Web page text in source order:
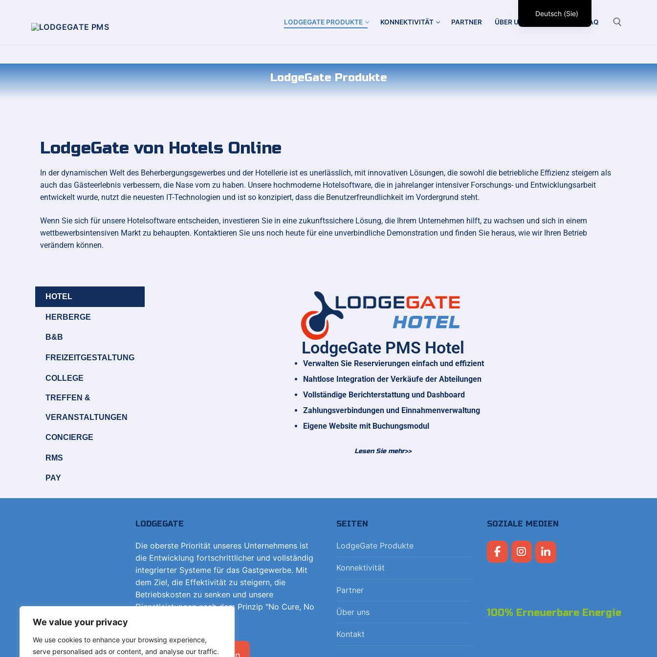
We value your privacy
We use cookies to enhance your browsing experience,
serve personalised ads or content, and analyse our traffic.
LODGEGATE PRODUKTE KONNEKTIVITÄT PARTNER ÜBER UNS FAQ
LodgeGate Produkte
LodgeGate von Hotels Online
In der dynamischen Welt des Beherbergungsgewerbes und der Hotellerie ist es unerlässlich, mit innovativen Lösungen, die sowohl die betriebliche Effizienz steigern als
auch das Gästeerlebnis verbessern, die Nase vorn zu haben. Unsere hochmoderne Hotelsoftware, die in jahrelanger intensiver Forschungs- und Entwicklungsarbeit
entwickelt wurde, nutzt die neuesten IT-Technologien und ist so konzipiert, dass die Benutzerfreundlichkeit im Vordergrund steht.
Wenn Sie sich für unsere Hotelsoftware entscheiden, investieren Sie in eine zukunftssichere Lösung, die Ihrem Unternehmen hilft, zu wachsen und sich in einem
wettbewerbsintensiven Markt zu behaupten. Kontaktieren Sie uns noch heute für eine unverbindliche Demonstration und finden Sie heraus, wie wir Ihren Betrieb
verändern können.
HOTEL
HERBERGE
B&B
FREIZEITGESTALTUNG
COLLEGE
TREFFEN &
VERANSTALTUNGEN
CONCIERGE
RMS
PAY
LodgeGate PMS Hotel
Verwalten Sie Reservierungen einfach und effizient
Nahtlose Integration der Verkäufe der Abteilungen
Vollständige Berichterstattung und Dashboard
Zahlungsverbindungen und Einnahmenverwaltung
Eigene Website mit Buchungsmodul
Lesen Sie mehr>>
LODGEGATE
Die oberste Priorität unseres Unternehmens ist
die Entwicklung fortschrittlicher und vollständig
integrierter Systeme für das Gastgewerbe. Mit
dem Ziel, die Effektivität zu steigern, die
Betriebskosten zu senken und unsere
Dienstleistungen nach dem Prinzip "No Cure, No
Kontakt aufnehmen
SEITEN
LodgeGate Produkte
Konnektivität
Partner
Über uns
Kontakt
SOZIALE MEDIEN
100% Erneuerbare Energie
Deutsch (Sie)